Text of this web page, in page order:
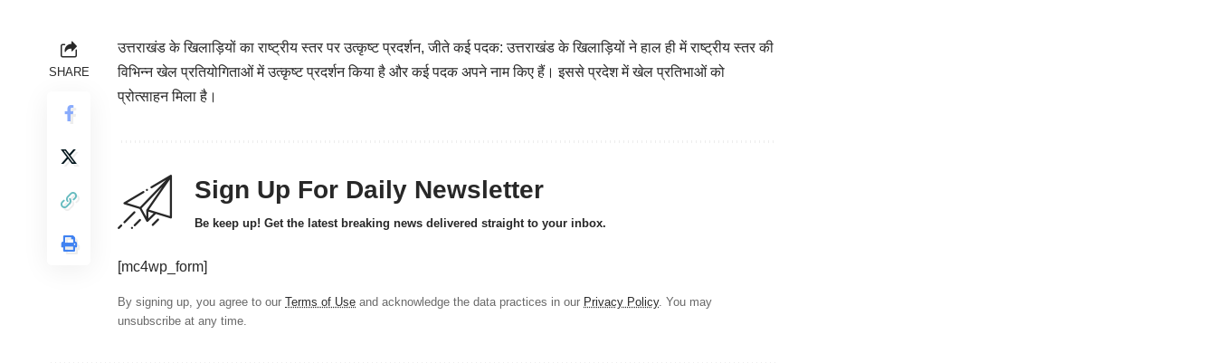
SHARE
उत्तराखंड के खिलाड़ियों का राष्ट्रीय स्तर पर उत्कृष्ट प्रदर्शन, जीते कई पदक: उत्तराखंड के खिलाड़ियों ने हाल ही में राष्ट्रीय स्तर की
विभिन्न खेल प्रतियोगिताओं में उत्कृष्ट प्रदर्शन किया है और कई पदक अपने नाम किए हैं। इससे प्रदेश में खेल प्रतिभाओं को
प्रोत्साहन मिला है।
Sign Up For Daily Newsletter
Be keep up! Get the latest breaking news delivered straight to your inbox.
[mc4wp_form]
By signing up, you agree to our Terms of Use and acknowledge the data practices in our Privacy Policy. You may
unsubscribe at any time.